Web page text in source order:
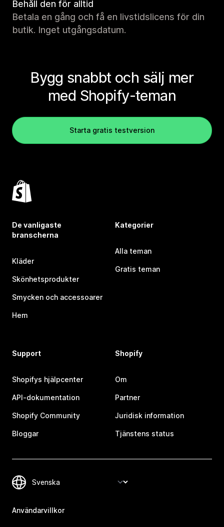
Behåll den för alltid
Betala en gång och få en livstidslicens för din
butik. Inget utgångsdatum.
Bygg snabbt och sälj mer
med Shopify-teman
Starta gratis testversion
De vanligaste
branscherna
Kläder
Skönhetsprodukter
Smycken och accessoarer
Hem
Kategorier
Alla teman
Gratis teman
Support
Shopifys hjälpcenter
API-dokumentation
Shopify Community
Bloggar
Shopify
Om
Partner
Juridisk information
Tjänstens status
Användarvillkor